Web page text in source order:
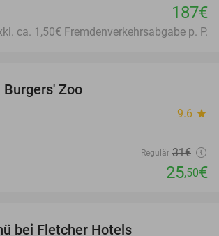
187€
ca. 1,50€ Fremdenverkehrsabgabe p. P.
Zoo
9.6 star
Regulär 31€
25,50€
bei Fletcher Hotels